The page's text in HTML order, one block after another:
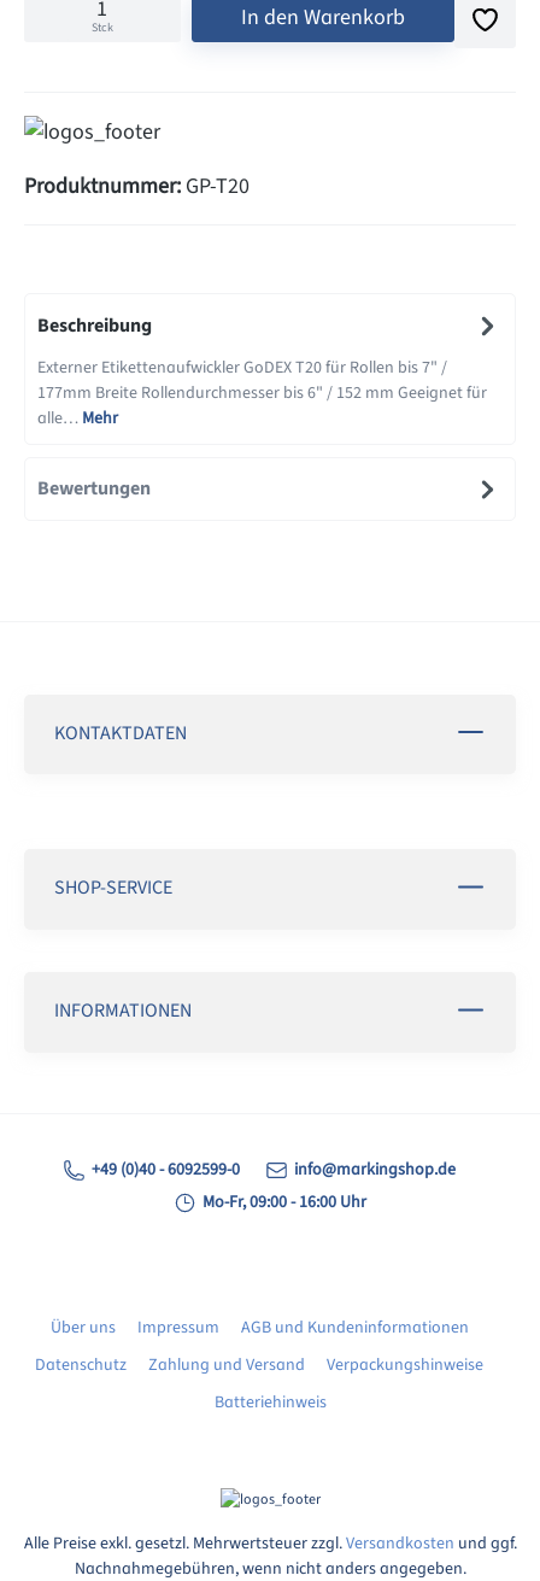
Stck In den Warenkorb
Produktnummer: GP-T20
Beschreibung
Externer Etikettenaufwickler GoDEX T20 für Rollen bis 7" /
177mm Breite Rollendurchmesser bis 6" / 152 mm Geeignet für
alle… Mehr
Bewertungen
KONTAKTDATEN
SHOP-SERVICE
INFORMATIONEN
+49 (0)40 - 6092599-0
info@markingshop.de
Mo-Fr, 09:00 - 16:00 Uhr
Über uns Impressum
AGB und Kundeninformationen
Datenschutz
Zahlung und Versand
Verpackungshinweise
Batteriehinweis
Alle Preise exkl. gesetzl. Mehrwertsteuer zzgl.Versandkosten und ggf.
Nachnahmegebühren, wenn nicht anders angegeben.